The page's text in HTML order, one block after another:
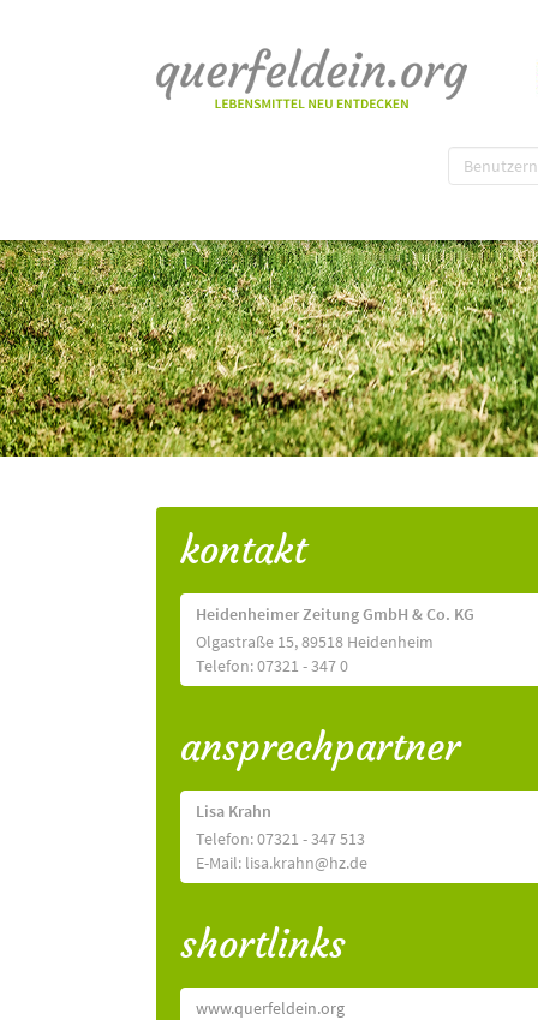
kontakt
Heidenheimer Zeitung GmbH & Co. KG
Olgastraße 15, 89518 Heidenheim
Telefon: 07321 - 347 0
ansprechpartner
Lisa Krahn
Telefon: 07321 - 347 513
E-Mail: lisa.krahn@hz.de
shortlinks
www.querfeldein.org